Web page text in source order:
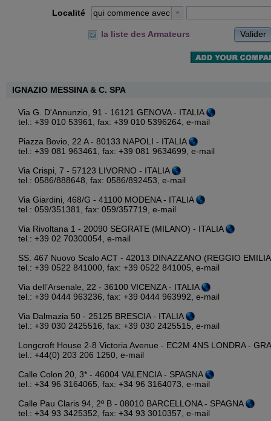
Localité qui commence avec
la liste des Armateurs Valider
IGNAZIO MESSINA & C. SPA
Via G. D'Annunzio, 91 - 16121 GENOVA - ITALIA
tel.: +39 010 53961, fax: +39 010 5396264, e-mail
Piazza Bovio, 22 A - 80133 NAPOLI - ITALIA
tel.: +39 081 963461, fax: +39 081 9634699, e-mail
Via Crispi, 7 - 57123 LIVORNO - ITALIA
tel.: 0586/888648, fax: 0586/892453, e-mail
Via Giardini, 468/G - 41100 MODENA - ITALIA
tel.: 059/351381, fax: 059/357719, e-mail
Via Rivoltana 1 - 20090 SEGRATE (MILANO) - ITALIA
tel.: +39 02 70300054, e-mail
SS. 467 Nuovo Scalo ACT - 42013 DINAZZANO (REGGIO
tel.: +39 0522 841000, fax: +39 0522 841005, e-mail
Via dell’Arsenale, 22 - 36100 VICENZA - ITALIA
tel.: +39 0444 963236, fax: +39 0444 963992, e-mail
Via Dalmazia 50 - 25125 BRESCIA - ITALIA
tel.: +39 030 2425516, fax: +39 030 2425515, e-mail
Longcroft House 2-8 Victoria Avenue - EC2M 4NS LONDRA -
tel.: +44(0) 203 206 1250, e-mail
Calle Colon 20, 3* - 46004 VALENCIA - SPAGNA
tel.: +34 96 3164065, fax: +34 96 3164073, e-mail
Calle Pau Claris 94, 2º B - 08010 BARCELLONA - SPAGNA
tel.: +34 93 3425352, fax: +34 93 3010357, e-mail